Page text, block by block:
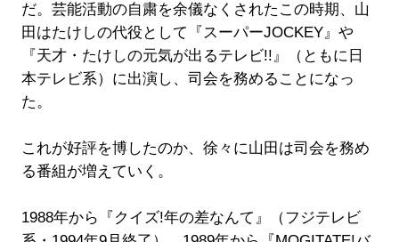
だ。芸能活動の自粛を余儀なくされたこの時期、山
田はたけしの代役として『スーパーJOCKEY』や
『天才・たけしの元気が出るテレビ!!』（ともに日
本テレビ系）に出演し、司会を務めることになっ
た。
これが好評を博したのか、徐々に山田は司会を務め
る番組が増えていく。
1988年から『クイズ!年の差なんて』（フジテレビ